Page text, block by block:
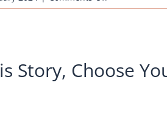
huehnernest-
kupfer_2014
Story, Choose